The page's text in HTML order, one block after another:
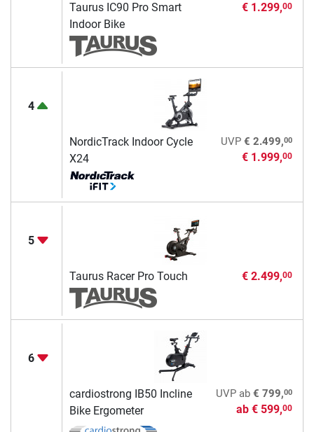
Taurus IC90 Pro Smart
Indoor Bike
€ 1.299,00
4
NordicTrack Indoor Cycle
X24
UVP € 2.499,00
€ 1.999,00
5
Taurus Racer Pro Touch € 2.499,00
6
cardiostrong IB50 Incline
Bike Ergometer
UVPab € 799,00
ab € 599,00